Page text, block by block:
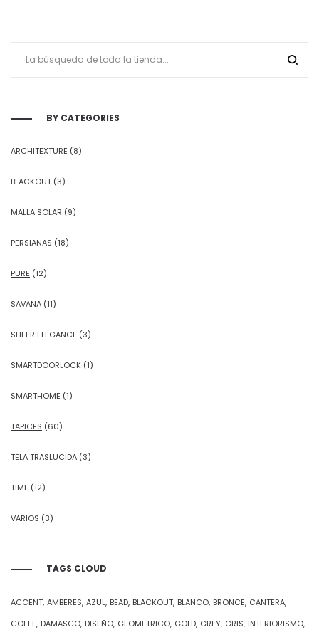
BY CATEGORIES
ARCHITEXTURE (8)
BLACKOUT (3)
MALLA SOLAR (9)
PERSIANAS (18)
PURE (12)
SAVANA (11)
SHEER ELEGANCE (3)
SMARTDOORLOCK (1)
SMARTHOME (1)
TAPICES (60)
TELA TRASLUCIDA (3)
TIME (12)
VARIOS (3)
TAGS CLOUD
ACCENT AMBERES AZUL BEAD BLACKOUT BLANCO BRONCE CANTERA
COFFE DAMASCO DISEÑO GEOMETRICO GOLD GREY GRIS INTERIORISMO